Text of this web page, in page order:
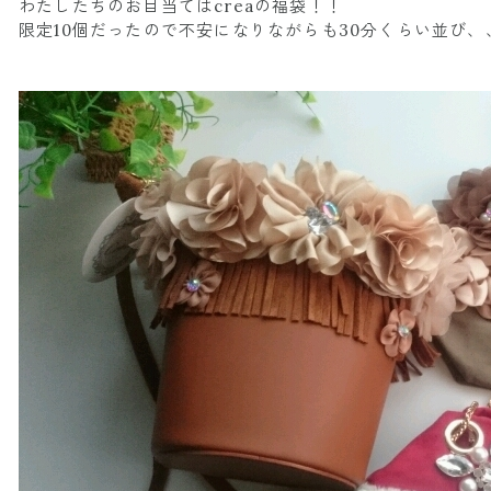
わたしたちのお目当てはcreaの福袋！！
限定10個だったので不安になりながらも30分くらい並び、